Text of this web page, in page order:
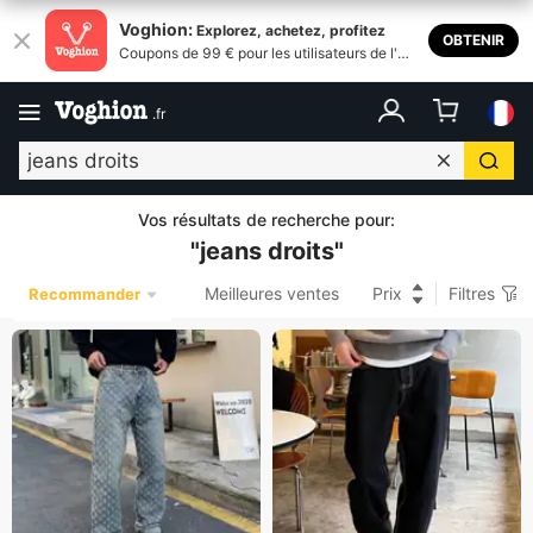
Voghion: Explorez, achetez, profitez
Coupons de 99 € pour les utilisateurs de l'ap
OBTENIR
.fr
Vos résultats de recherche pour:
"jeans droits"
Recommander Meilleures ventes Prix Filtres